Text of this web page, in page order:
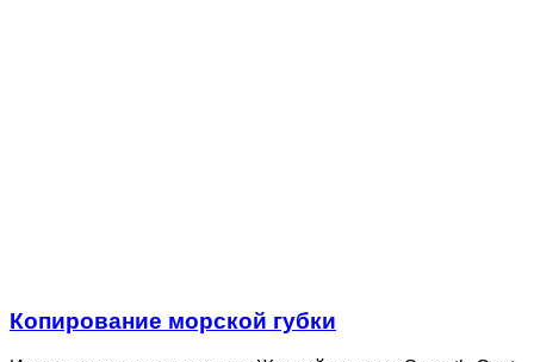
Копирование морской губки